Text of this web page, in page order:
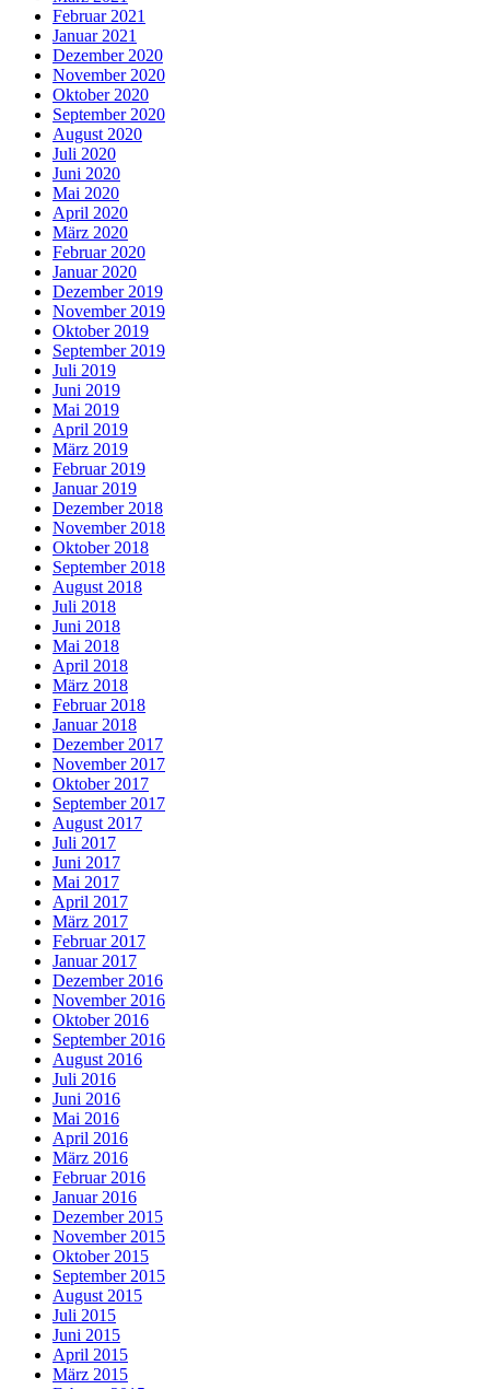
Februar 2021
Januar 2021
Dezember 2020
November 2020
Oktober 2020
September 2020
August 2020
Juli 2020
Juni 2020
Mai 2020
April 2020
März 2020
Februar 2020
Januar 2020
Dezember 2019
November 2019
Oktober 2019
September 2019
Juli 2019
Juni 2019
Mai 2019
April 2019
März 2019
Februar 2019
Januar 2019
Dezember 2018
November 2018
Oktober 2018
September 2018
August 2018
Juli 2018
Juni 2018
Mai 2018
April 2018
März 2018
Februar 2018
Januar 2018
Dezember 2017
November 2017
Oktober 2017
September 2017
August 2017
Juli 2017
Juni 2017
Mai 2017
April 2017
März 2017
Februar 2017
Januar 2017
Dezember 2016
November 2016
Oktober 2016
September 2016
August 2016
Juli 2016
Juni 2016
Mai 2016
April 2016
März 2016
Februar 2016
Januar 2016
Dezember 2015
November 2015
Oktober 2015
September 2015
August 2015
Juli 2015
Juni 2015
April 2015
März 2015